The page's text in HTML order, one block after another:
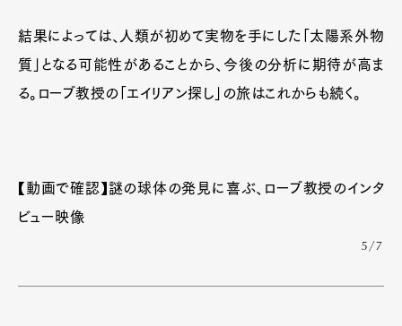
Art&DesignWatchFashion
Gourmet
Cars
結果によっては、人類が初めて実物を手にした「太陽系外物
質」となる可能性があることから、今後の分析に期待が高ま
る。ローブ教授の「エイリアン探し」の旅はこれからも続く。
【動画で確認】謎の球体の発見に喜ぶ、ローブ教授のインタ
ビュー映像
5/7